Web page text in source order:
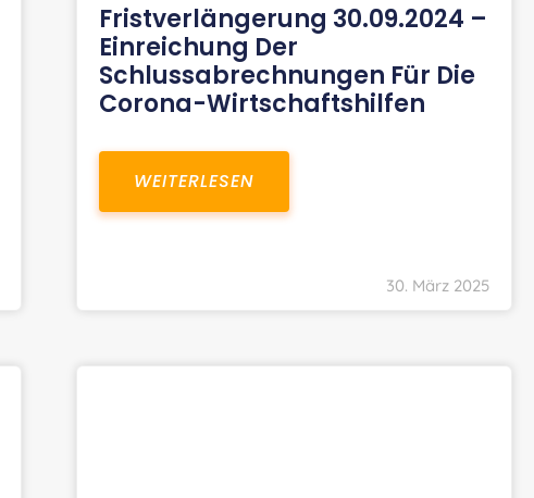
Fristverlängerung 30.09.2024 –
Einreichung Der
Schlussabrechnungen Für Die
Corona-Wirtschaftshilfen
WEITERLESEN
30. März 2025